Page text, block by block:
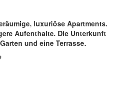
luxuriöse Apartments.
Aufenthalte. Die Unterkunft
und eine Terrasse.